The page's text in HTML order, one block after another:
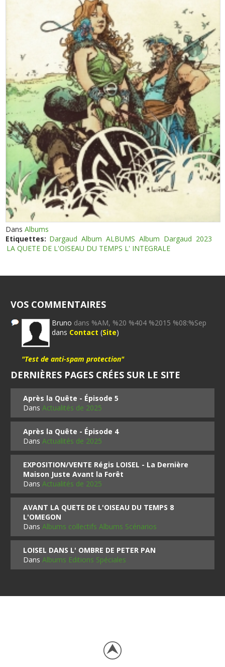
DansAlbums
Etiquettes: Dargaud Album ALBUMS Album Dargaud 2023
LA QUETE DE L'OISEAU DU TEMPS L' INTEGRALE
VOS COMMENTAIRES
Bruno dans %AM, %20 %404 %2015 %08:%Sep
dans Contact (Site)
"Test de anti-spam protection"
DERNIÈRES PAGES CRÉES SUR LE SITE
Après la Quête - Épisode 5
DansActualités de 2025
Après la Quête - Épisode 4
DansActualités de 2025
EXPOSITION/VENTE Régis LOISEL - La Dernière
Maison Juste Avant la Forêt
DansActualités de 2025
AVANT LA QUETE DE L'OISEAU DU TEMPS 8
L'OMEGON
DansAlbums collectifs Albums Scénarios
LOISEL DANS L' OMBRE DE PETER PAN
DansAlbums Editions Spéciales